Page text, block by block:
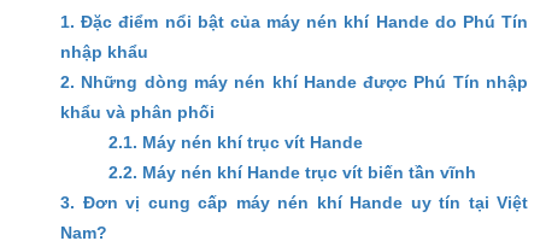
1. Đặc điểm nổi bật của máy nén khí Hande do Phú Tín
nhập khẩu
2. Những dòng máy nén khí Hande được Phú Tín nhập
khẩu và phân phối
2.1. Máy nén khí trục vít Hande
2.2. Máy nén khí Hande trục vít biến tần vĩnh
3. Đơn vị cung cấp máy nén khí Hande uy tín tại Việt
Nam?